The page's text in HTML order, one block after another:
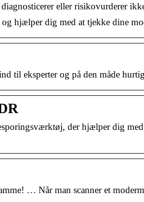
eller risikovurderer
hjælper dig med at tjekke dine
til eksperter og på den måde
der hjælper dig
… Når man scanner et